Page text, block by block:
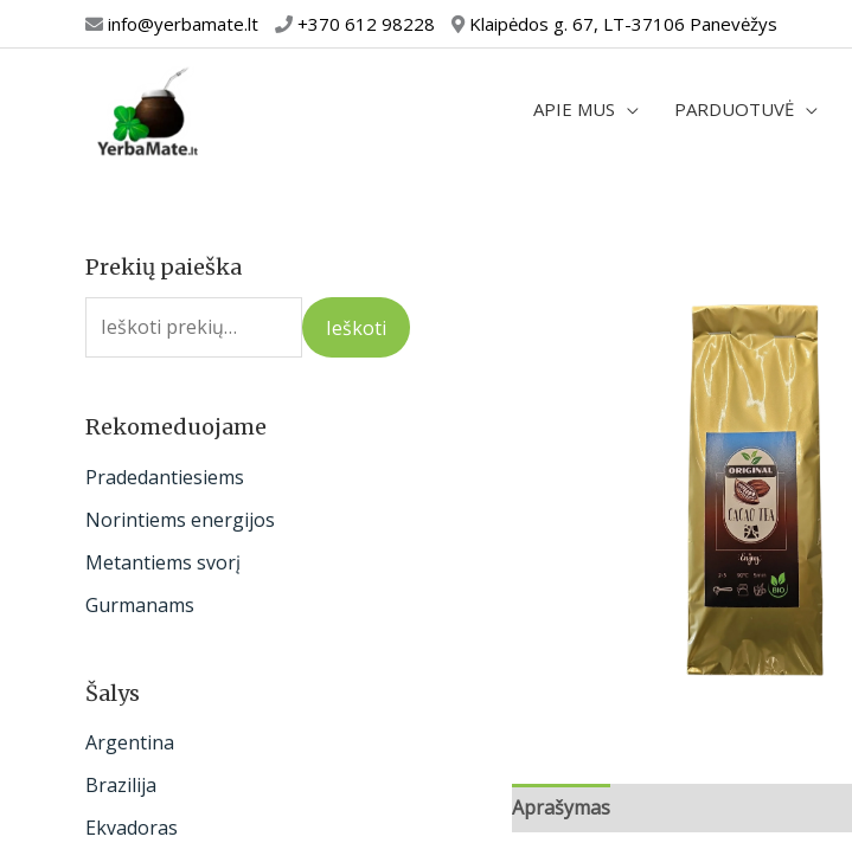
prie
info@yerbamate.lt +370 612 98228 Klaipėdos g. 67, LT-37106 Panevėžys
APIE MUS PARDUOTUVĖ
Prekių paieška
I
e
o
:
Ieškoti
Rekomeduojame
Pradedantiesiems
Norintiems energijos
Metantiems svorį
Gurmanams
Šalys
Argentina
Brazilija
Ekvadoras
Aprašymas